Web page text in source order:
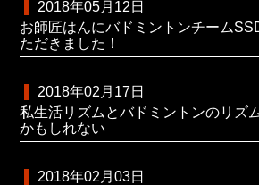
2018年05月12日
お師匠はんにバドミントンチーム
ただきました！
2018年02月17日
私生活リズムとバドミントンのリズ
かもしれない
2018年02月03日